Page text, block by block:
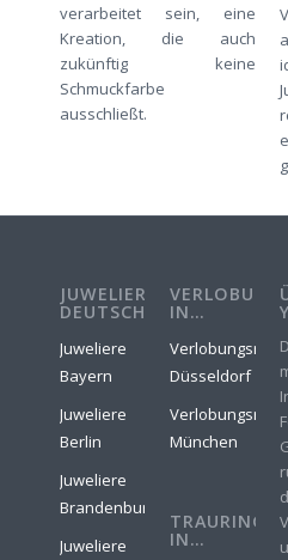
verarbeitet sein, eine
Kreation, die auch
zukünftig keine
Schmuckfarbe
ausschließt.
JUWELIERE
DEUTSCHLAND
Juweliere
Bayern
Juweliere
Berlin
Juweliere
Brandenburg
Juweliere
IN…
Verlobungsringe
Düsseldorf
München
TRAURINGE
IN…